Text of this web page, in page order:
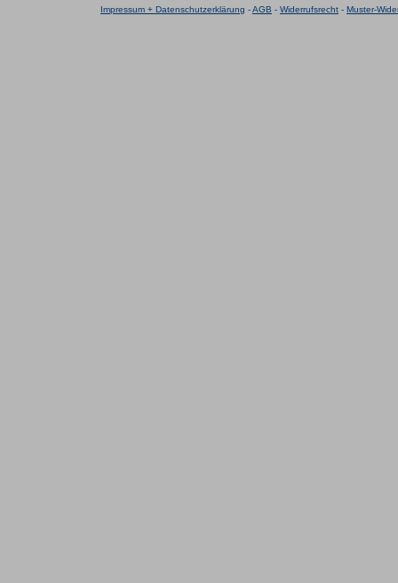
Impressum + Datenschutzerklärung -AGB - Widerrufsrecht - Muster-